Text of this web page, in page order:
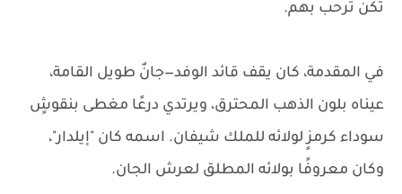
تكن ترحب بهم.
في المقدمة، كان يقف قائد الوفد—جانٌ طويل القامة،
عيناه بلون الذهب المحترق، ويرتدي درعًا مغطى بنقوشٍ
سوداء كرمزٍ لولائه للملك شيفان. اسمه كان "إيلدار"،
وكان معروفًا بولائه المطلق لعرش الجان.